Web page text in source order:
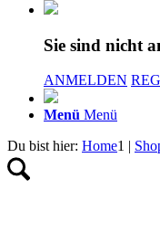
Sie sind nicht
ANMELDEN
Menü Menü
Du bist hier: Home1 |